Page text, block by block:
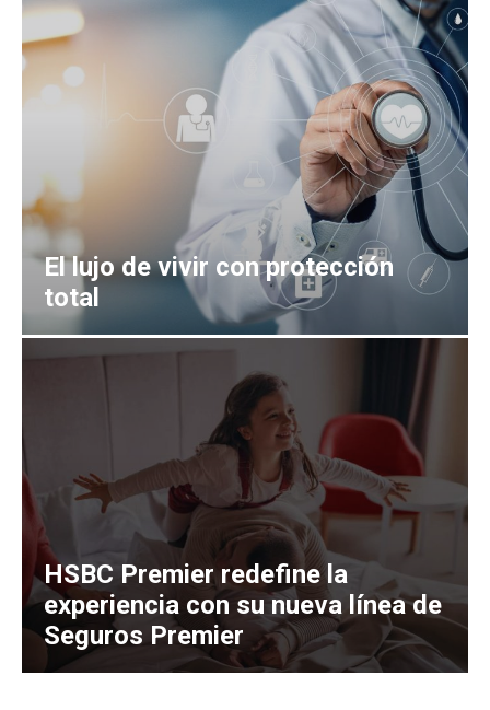
El lujo de vivir con protección
total
HSBC Premier redefine la
experiencia con su nueva línea de
Seguros Premier